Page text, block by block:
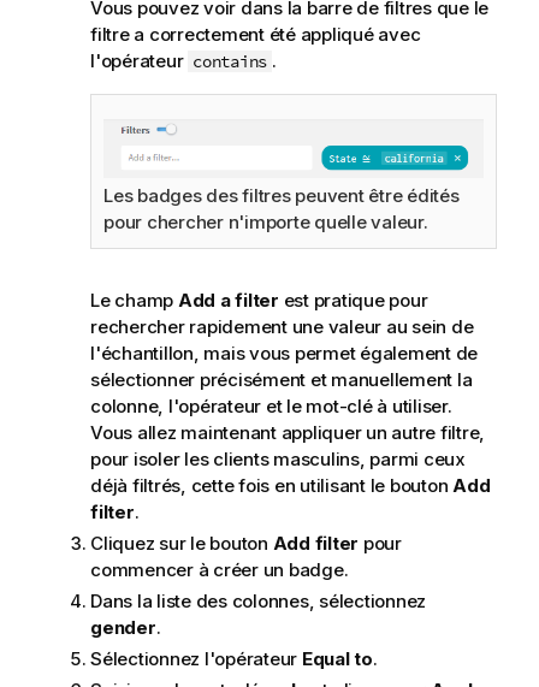
Vous pouvez voir dans la barre de filtres que le
filtre a correctement été appliqué avec
l'opérateur contains .
Les badges des filtres peuvent être édités
pour chercher n'importe quelle valeur.
Le champ Add a filter est pratique pour
rechercher rapidement une valeur au sein de
l'échantillon, mais vous permet également de
sélectionner précisément et manuellement la
colonne, l'opérateur et le mot-clé à utiliser.
Vous allez maintenant appliquer un autre filtre,
pour isoler les clients masculins, parmi ceux
déjà filtrés, cette fois en utilisant le bouton Add
filter.
Cliquez sur le bouton Add filter pour
commencer à créer un badge.
Dans la liste des colonnes, sélectionnez
gender.
Sélectionnez l'opérateur Equal to.